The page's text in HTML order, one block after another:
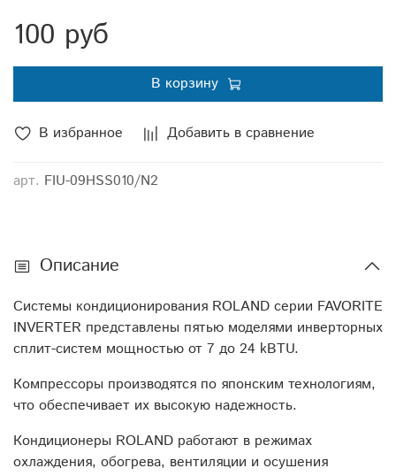
В избранное Добавить в сравнение
арт. FIU-09HSS010/N2
● Ночной режим
● Режим Turbo
● Функция самоочистки
● Антикоррозийное покрытие теплообменников
100 руб
В корзину
Описание
Системы кондиционирования ROLAND серии FAVORITE
INVERTER представлены пятью моделями инверторных
сплит-систем мощностью от 7 до 24 kBTU.
Компрессоры производятся по японским технологиям,
что обеспечивает их высокую надежность.
Кондиционеры ROLAND работают в режимах
охлаждения, обогрева, вентиляции и осушения